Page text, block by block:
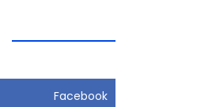
Facebook